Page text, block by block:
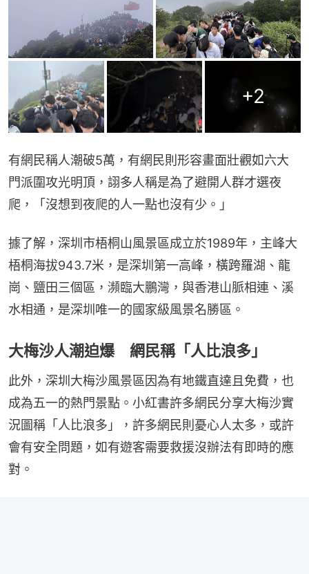
+2
有網民稱人潮破5萬，有網民則形容畫面壯觀如六大
門派圍攻光明頂，詡多人稱是為了避開人群才選夜
爬，「沒想到夜爬的人一點也沒有少。」
據了解，深圳市梧桐山風景區成立於1989年，主峰大
梧桐海拔943.7米，是深圳第一高峰，橫跨羅湖、龍
崗、鹽田三個區，瀕臨大鵬灣，與香港山脈相連、溪
水相通，是深圳唯一的國家級風景名勝區。
大梅沙人潮迫爆 網民稱「人比浪多」
此外，深圳大梅沙風景區因為有地鐵直達且免費，也
成為五一的熱門景點。小紅書許多網民分享大梅沙實
況圖稱「人比浪多」，許多網民則憂心人太多，或許
會有安全問題，如有遊客需要救援沒辦法有即時的應
對。